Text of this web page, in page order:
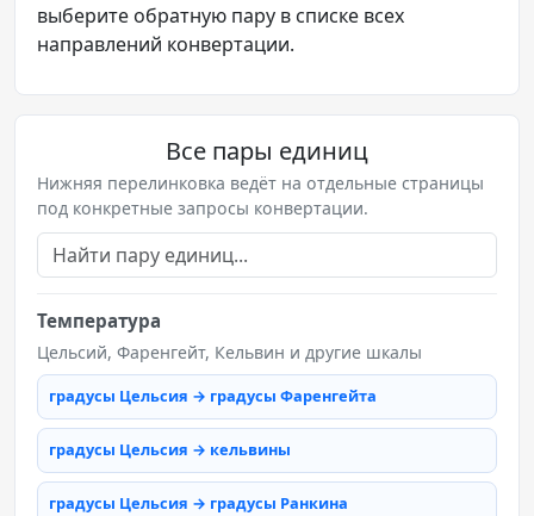
выберите обратную пару в списке всех
направлений конвертации.
Все пары единиц
Нижняя перелинковка ведёт на отдельные страницы
под конкретные запросы конвертации.
Температура
Цельсий, Фаренгейт, Кельвин и другие шкалы
градусы Цельсия → градусы Фаренгейта
градусы Цельсия → кельвины
градусы Цельсия → градусы Ранкина